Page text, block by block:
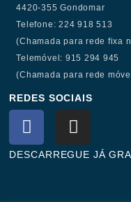
4420-355 Gondomar
Telefone: 224 918 513
(Chamada para rede fixa
Telemóvel: 915 294 945
(Chamada para rede
REDES SOCIAIS
F
a
c
I
n
s
DESCARREGUE JÁ